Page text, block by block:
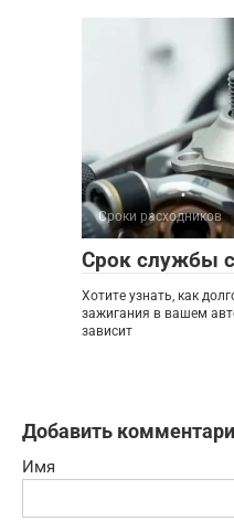
Сроки расходников
Срок службы
Хотите узнать, как
зажигания в вашем
зависит
Добавить
Имя